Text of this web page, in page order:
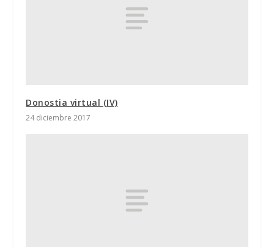
Donostia virtual (IV)
24 diciembre 2017